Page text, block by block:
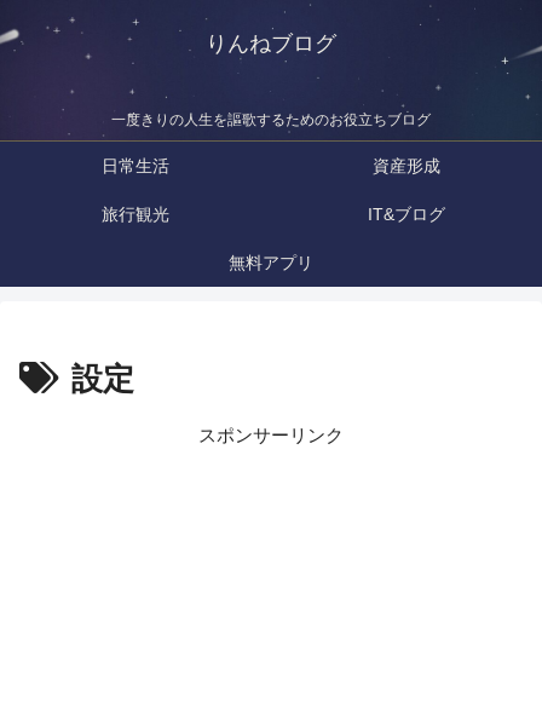
りんねブログ
一度きりの人生を謳歌するためのお役立ちブログ
日常生活 資産形成
旅行観光 IT&ブログ
無料アプリ
設定
スポンサーリンク